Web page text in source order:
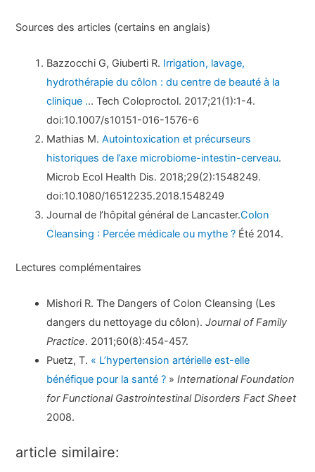
Sources des articles (certains en anglais)
Bazzocchi G, Giuberti R. Irrigation, lavage,
hydrothérapie du côlon : du centre de beauté à la
clinique ... Tech Coloproctol. 2017;21(1):1-4.
doi:10.1007/s10151-016-1576-6
Mathias M.Autointoxication et précurseurs
historiques de l’axe microbiome-intestin-cerveau.
Microb Ecol Health Dis. 2018;29(2):1548249.
doi:10.1080/16512235.2018.1548249
Journal de l’hôpital général de Lancaster.Colon
Cleansing : Percée médicale ou mythe ? Été 2014.
Lectures complémentaires
Mishori R. The Dangers of Colon Cleansing (Les
dangers du nettoyage du côlon).Journal of Family
Practice. 2011;60(8):454-457.
Puetz, T. « L’hypertension artérielle est-elle
bénéfique pour la santé ? »International Foundation
for Functional Gastrointestinal Disorders Fact Sheet
2008.
article similaire: